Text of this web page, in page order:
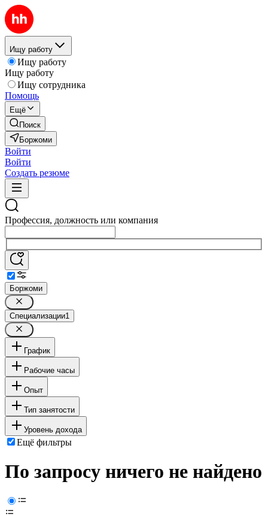
Ищу работу
Ищу работу
Ищу работу
Ищу сотрудника
Помощь
Ещё
Поиск
Боржоми
Войти
Войти
Создать резюме
Профессия, должность или компания
Боржоми
Специализации1
График
Рабочие часы
Опыт
Тип занятости
Уровень дохода
Ещё фильтры
По запросу ничего не найдено